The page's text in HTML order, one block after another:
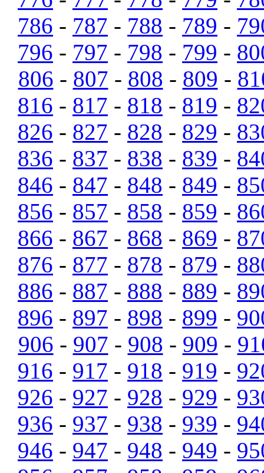
786 - 787 - 788 - 789 -
796 - 797 - 798 - 799 -
806 - 807 - 808 - 809 -
816 - 817 - 818 - 819 -
826 - 827 - 828 - 829 -
836 - 837 - 838 - 839 -
846 - 847 - 848 - 849 -
856 - 857 - 858 - 859 -
866 - 867 - 868 - 869 -
876 - 877 - 878 - 879 -
886 - 887 - 888 - 889 -
896 - 897 - 898 - 899 -
906 - 907 - 908 - 909 -
916 - 917 - 918 - 919 -
926 - 927 - 928 - 929 -
936 - 937 - 938 - 939 -
946 - 947 - 948 - 949 -